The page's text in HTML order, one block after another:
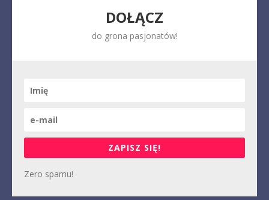
DOŁĄCZ
do grona pasjonatów!
ZAPISZ SIĘ!
Zero spamu!